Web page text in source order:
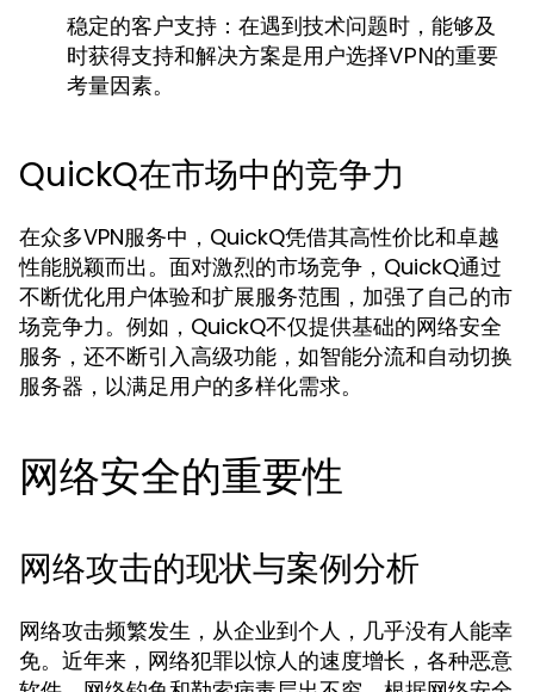
稳定的客户支持： 在遇到技术问题时，能够及
时获得支持和解决方案是用户选择VPN的重要
考量因素。
QuickQ在市场中的竞争力
在众多VPN服务中，QuickQ凭借其高性价比和卓越
性能脱颖而出。面对激烈的市场竞争，QuickQ通过
不断优化用户体验和扩展服务范围，加强了自己的市
场竞争力。例如，QuickQ不仅提供基础的网络安全
服务，还不断引入高级功能，如智能分流和自动切换
服务器，以满足用户的多样化需求。
网络安全的重要性
网络攻击的现状与案例分析
网络攻击频繁发生，从企业到个人，几乎没有人能幸
免。近年来，网络犯罪以惊人的速度增长，各种恶意